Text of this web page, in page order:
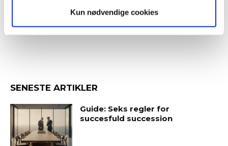
Kun nødvendige cookies
SENESTE ARTIKLER
Guide: Seks regler for
succesfuld succession